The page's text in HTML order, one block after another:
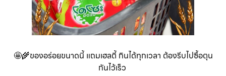
🤩🌾ของอร่อยขนาดนี้ แถมเฮลตี้ กินได้ทุกเวลา ต้องรีบไปซื้อตุน
กันไว้เร็ว